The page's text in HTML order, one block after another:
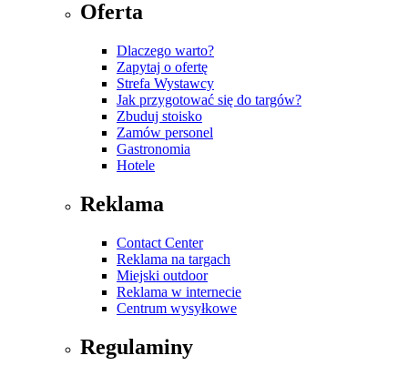
Oferta
Dlaczego warto?
Zapytaj o ofertę
Strefa Wystawcy
Jak przygotować się do targów?
Zbuduj stoisko
Zamów personel
Gastronomia
Hotele
Reklama
Contact Center
Reklama na targach
Miejski outdoor
Reklama w internecie
Centrum wysyłkowe
Regulaminy